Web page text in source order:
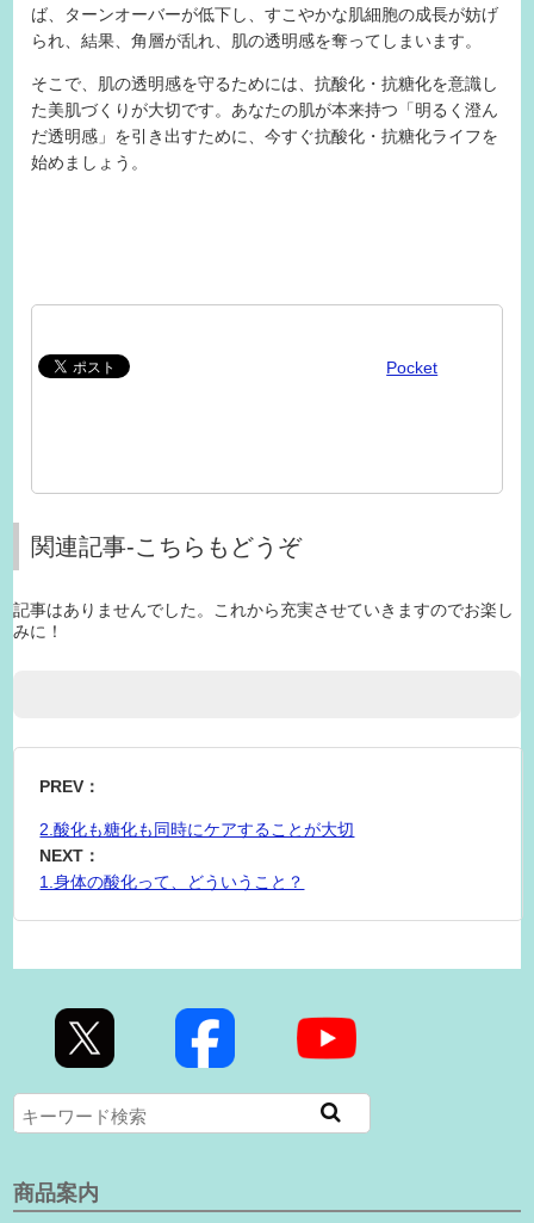
ば、ターンオーバーが低下し、すこやかな肌細胞の成長が妨げ
られ、結果、角層が乱れ、肌の透明感を奪ってしまいます。
そこで、肌の透明感を守るためには、抗酸化・抗糖化を意識し
た美肌づくりが大切です。あなたの肌が本来持つ「明るく澄ん
だ透明感」を引き出すために、今すぐ抗酸化・抗糖化ライフを
始めましょう。
Pocket
関連記事-こちらもどうぞ
記事はありませんでした。これから充実させていきますのでお楽し
みに！
PREV：
2.酸化も糖化も同時にケアすることが大切
NEXT：
1.身体の酸化って、どういうこと？
商品案内